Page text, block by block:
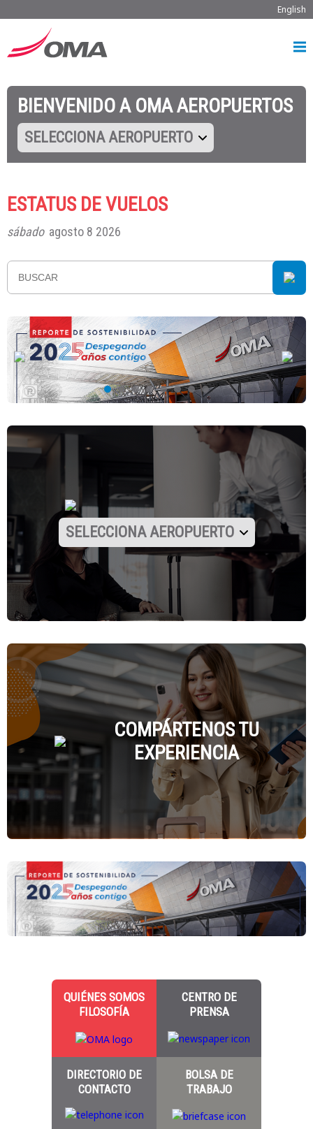
English
BIENVENIDO A OMA AEROPUERTOS
SELECCIONA AEROPUERTO
ESTATUS DE VUELOS
sábado agosto 8 2026
SELECCIONA AEROPUERTO
COMPÁRTENOS TU
EXPERIENCIA
QUIÉNES SOMOS
FILOSOFÍA
CENTRO DE
PRENSA
DIRECTORIO DE
CONTACTO
BOLSA DE
TRABAJO